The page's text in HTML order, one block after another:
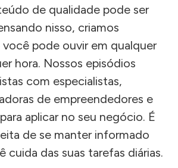
de qualidade pode ser
nisso, criamos
você pode ouvir em qualquer
hora. Nossos episódios
com especialistas,
de empreendedores e
aplicar no seu negócio. É
de se manter informado
cuida das suas tarefas diárias.